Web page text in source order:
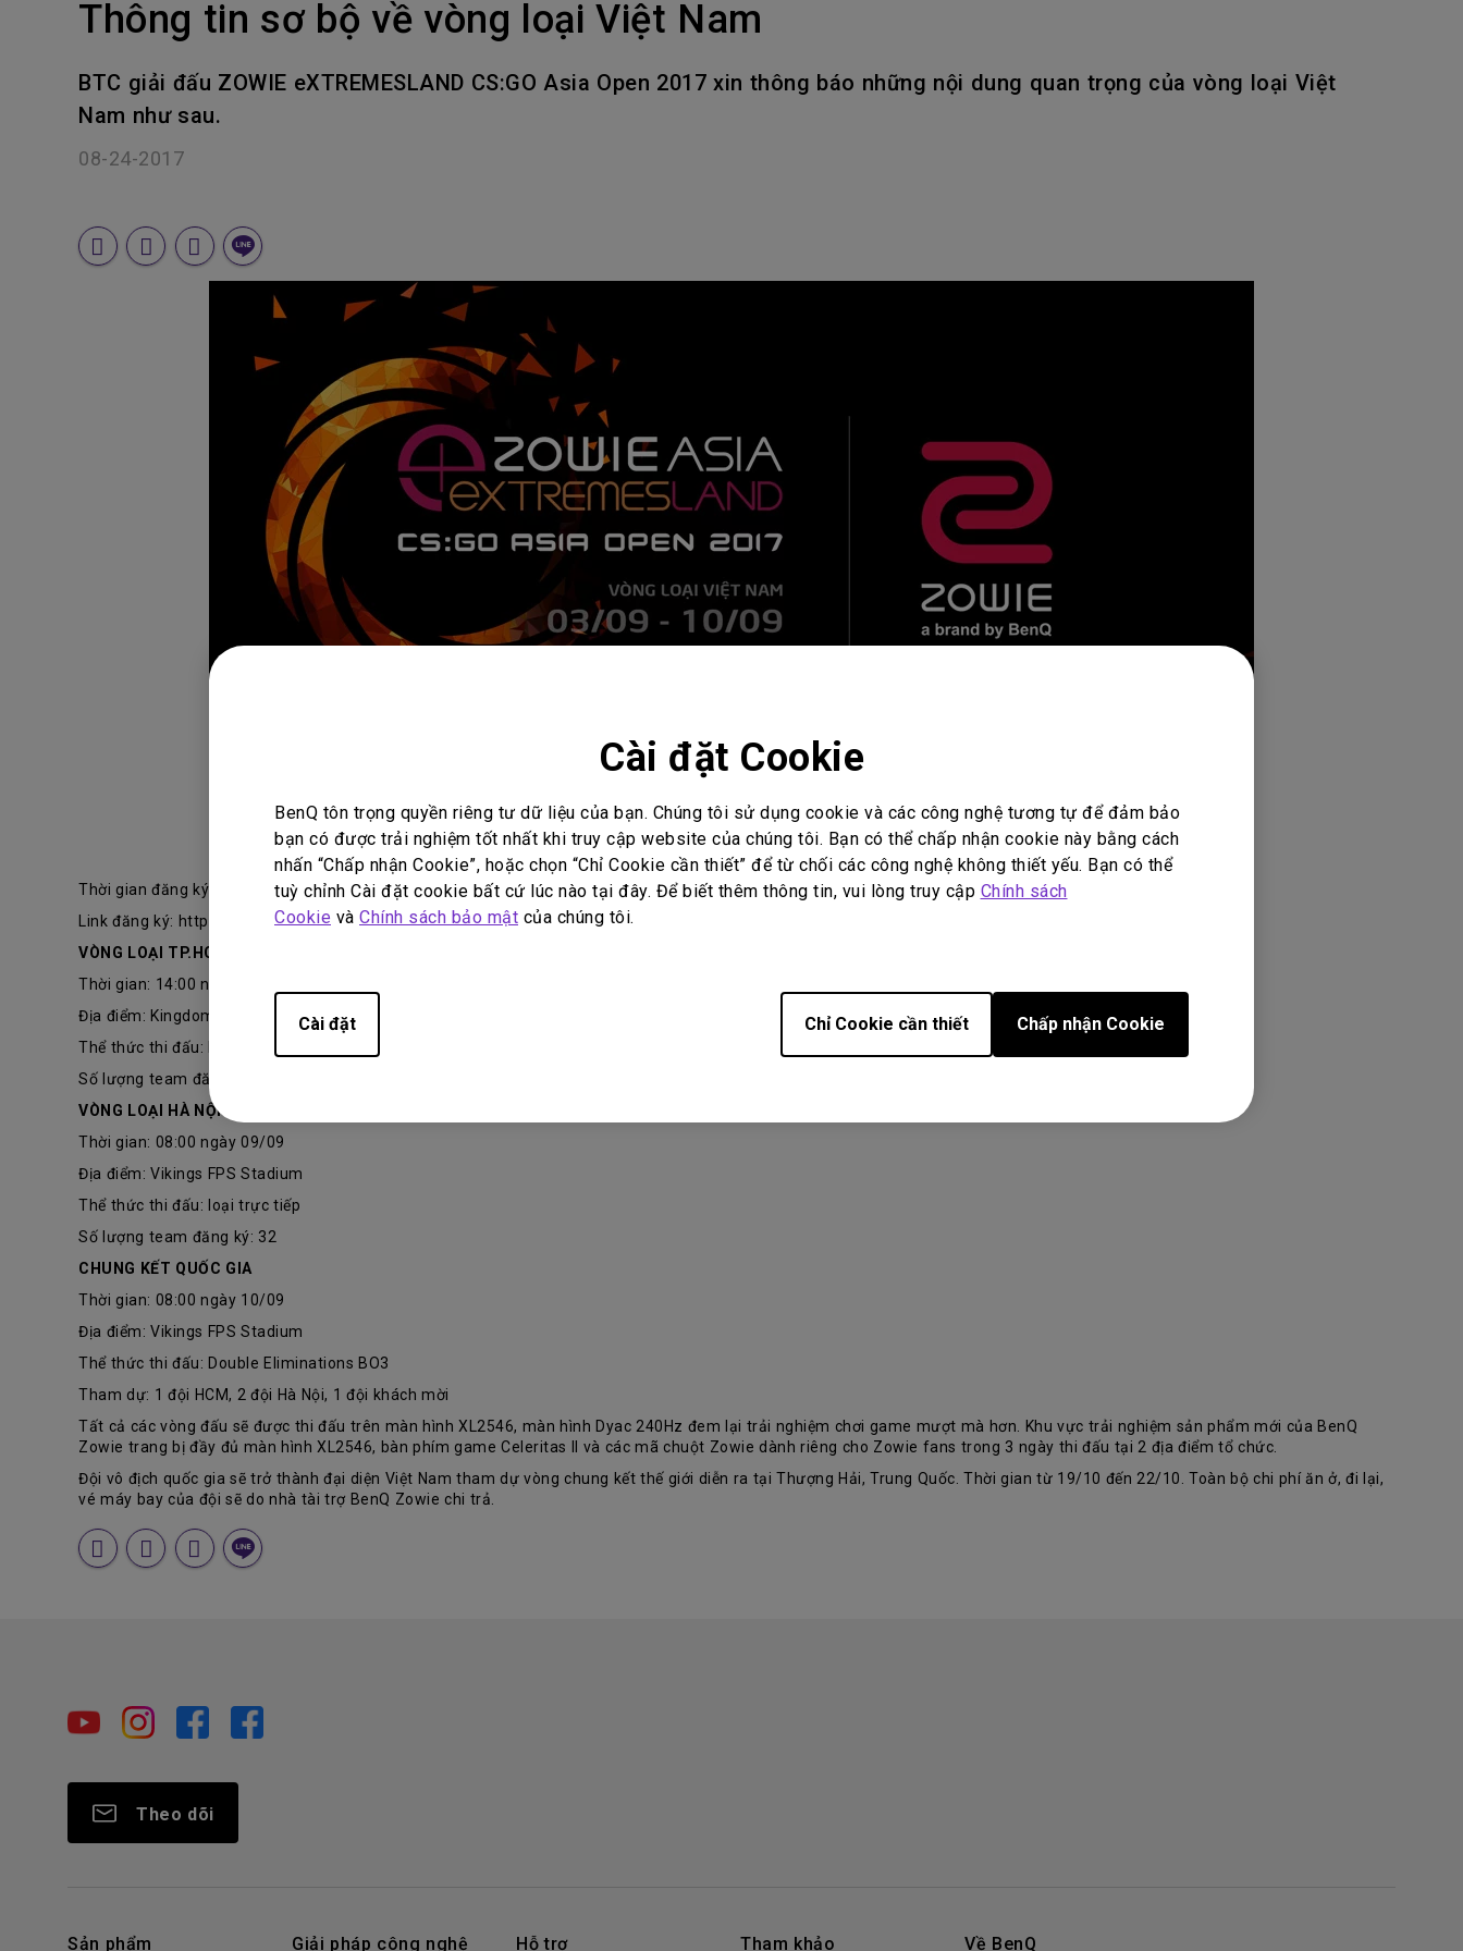
Cài đặt Cookie
BenQ tôn trọng quyền riêng tư dữ liệu của bạn. Chúng tôi sử dụng cookie và các công nghệ tương tự để đảm bảo
bạn có được trải nghiệm tốt nhất khi truy cập website của chúng tôi. Bạn có thể chấp nhận cookie này bằng cách
nhấn “Chấp nhận Cookie”, hoặc chọn “Chỉ Cookie cần thiết” để từ chối các công nghệ không thiết yếu. Bạn có thể
tuỳ chỉnh Cài đặt cookie bất cứ lúc nào tại đây. Để biết thêm thông tin, vui lòng truy cập Chính sách
Cookie và Chính sách bảo mật của chúng tôi.
Cài đặt Chỉ Cookie cần thiết Chấp nhận Cookie
Có độ trễ đầu vào thấp
Loa tích hợp kênh 2.1
Thông tin sơ bộ về vòng loại Việt Nam
BTC giải đấu ZOWIE eXTREMESLAND CS:GO Asia Open 2017 xin thông báo những nội dung quan trọng của vòng loại Việt
Nam như sau.
08-24-2017
Thời gian đăng ký: từ 25/08 đến hết 01/09 đối với khu vực TP.HCM và đến hết 08/09 đối với khu vực Hà Nội
Link đăng ký: https://vn.extremesland.com/register
VÒNG LOẠI TP.HCM
Thời gian: 14:00 ngày 03/09
Địa điểm: Kingdom Nextgen 2
Thể thức thi đấu: loại trực tiếp
Số lượng team đăng ký: 16
VÒNG LOẠI HÀ NỘI
Thời gian: 08:00 ngày 09/09
Địa điểm: Vikings FPS Stadium
Thể thức thi đấu: loại trực tiếp
Số lượng team đăng ký: 32
CHUNG KẾT QUỐC GIA
Thời gian: 08:00 ngày 10/09
Địa điểm: Vikings FPS Stadium
Thể thức thi đấu: Double Eliminations BO3
Tham dự: 1 đội HCM, 2 đội Hà Nội, 1 đội khách mời
Tất cả các vòng đấu sẽ được thi đấu trên màn hình XL2546, màn hình Dyac 240Hz đem lại trải nghiệm chơi game mượt mà hơn. Khu vực trải nghiệm sản phẩm mới của BenQ
Zowie trang bị đầy đủ màn hình XL2546, bàn phím game Celeritas II và các mã chuột Zowie dành riêng cho Zowie fans trong 3 ngày thi đấu tại 2 địa điểm tổ chức.
Đội vô địch quốc gia sẽ trở thành đại diện Việt Nam tham dự vòng chung kết thế giới diễn ra tại Thượng Hải, Trung Quốc. Thời gian từ 19/10 đến 22/10. Toàn bộ chi phí ăn ở, đi lại,
vé máy bay của đội sẽ do nhà tài trợ BenQ Zowie chi trả.
Theo dõi
Sản phẩm Giải pháp công nghệ Hỗ trợ Tham khảo Về BenQ